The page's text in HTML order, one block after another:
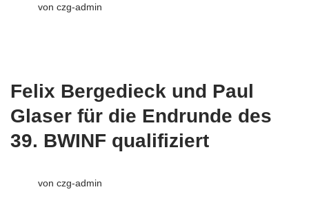
von czg-admin
Felix Bergedieck und Paul
Glaser für die Endrunde des
39. BWINF qualifiziert
von czg-admin